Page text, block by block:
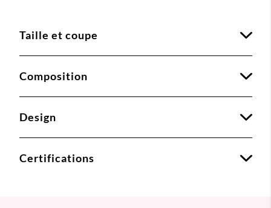
Taille et coupe
Composition
Design
Certifications